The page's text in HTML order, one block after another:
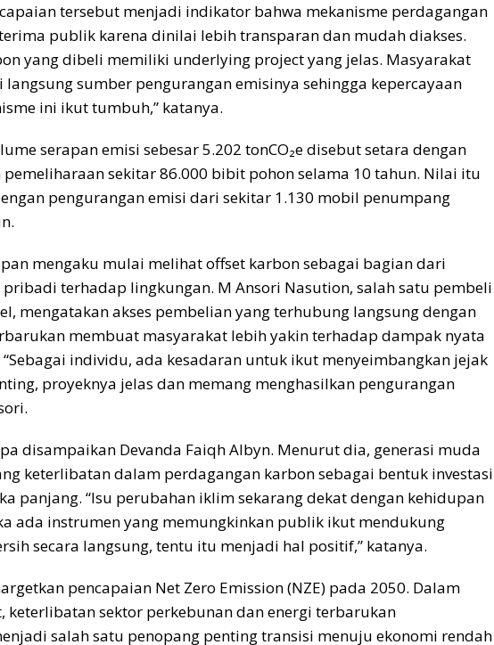
tersebut menjadi indikator bahwa mekanisme perdagangan
publik karena dinilai lebih transparan dan mudah diakses.
yang dibeli memiliki underlying project yang jelas. Masyarakat
langsung sumber pengurangan emisinya sehingga kepercayaan
ini ikut tumbuh,” katanya.
serapan emisi sebesar 5.202 tonCO₂e disebut setara dengan
pemeliharaan sekitar 86.000 bibit pohon selama 10 tahun. Nilai itu
pengurangan emisi dari sekitar 1.130 mobil penumpang
mengaku mulai melihat offset karbon sebagai bagian dari
terhadap lingkungan. M Ansori Nasution, salah satu pembeli
mengatakan akses pembelian yang terhubung langsung dengan
membuat masyarakat lebih yakin terhadap dampak nyata
individu, ada kesadaran untuk ikut menyeimbangkan jejak
proyeknya jelas dan memang menghasilkan pengurangan
disampaikan Devanda Faiqh Albyn. Menurut dia, generasi muda
keterlibatan dalam perdagangan karbon sebagai bentuk investasi
panjang. “Isu perubahan iklim sekarang dekat dengan kehidupan
ada instrumen yang memungkinkan publik ikut mendukung
secara langsung, tentu itu menjadi hal positif,” katanya.
pencapaian Net Zero Emission (NZE) pada 2050. Dalam
keterlibatan sektor perkebunan dan energi terbarukan
salah satu penopang penting transisi menuju ekonomi rendah